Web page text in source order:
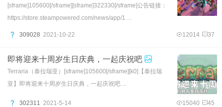
[sframe]105600[/sframe][sframe]322330[/sframe]公告链接：
https://store.steampowered.com/news/app/1 ...
309028 2021-10-22 12014 37
即将迎来十周岁生日庆典，一起庆祝吧
Terraria（泰拉瑞亚）[sframe]105600[/sframe][k0]【泰拉瑞
亚】即将迎来十周岁生日庆典，一起庆祝吧 ...
302311 2021-5-14 15040 45